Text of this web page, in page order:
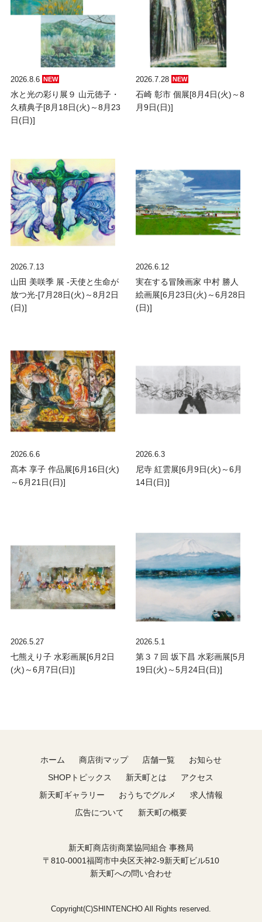
2026.8.6 NEW
水と光の彩り展９ 山元徳子・
久積典子[8月18日(火)～8月23
日(日)]
2026.7.28 NEW
石崎 彰市 個展[8月4日(火)～8
月9日(日)]
2026.7.13
山田 美咲季 展 -天使と生命が
放つ光-[7月28日(火)～8月2日
(日)]
2026.6.12
実在する冒険画家 中村 勝人
絵画展[6月23日(火)～6月28日
(日)]
2026.6.6
髙本 享子 作品展[6月16日(火)
～6月21日(日)]
2026.6.3
尼寺 紅雲展[6月9日(火)～6月
14日(日)]
2026.5.27
七熊えり子 水彩画展[6月2日
(火)～6月7日(日)]
2026.5.1
第３７回 坂下昌 水彩画展[5月
19日(火)～5月24日(日)]
ホーム 商店街マップ 店舗一覧
お知らせ
SHOPトピックス
新天町とは
アクセス
新天町ギャラリー
おうちでグルメ
求人情報
広告について
新天町の概要
新天町商店街商業協同組合 事務局
〒810-0001福岡市中央区天神2-9新天町ビル510
新天町への問い合わせ
Copyright(C)SHINTENCHO All Rights reserved.